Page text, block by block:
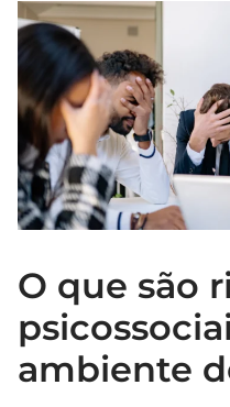
O que são
ambiente